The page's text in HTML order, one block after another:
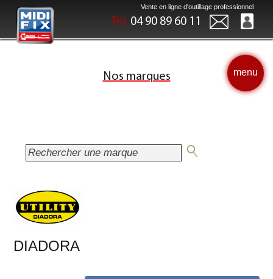
Vente en ligne d'outillage professionnel
Tél. 04 90 89 60 11
menu
Nos marques
DIADORA